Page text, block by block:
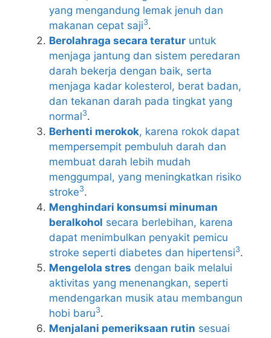
yang mengandung lemak jenuh dan
makanan cepat saji3.
Berolahraga secara teratur untuk
menjaga jantung dan sistem peredaran
darah bekerja dengan baik, serta
menjaga kadar kolesterol, berat badan,
dan tekanan darah pada tingkat yang
normal3.
Berhenti merokok, karena rokok dapat
mempersempit pembuluh darah dan
membuat darah lebih mudah
menggumpal, yang meningkatkan risiko
stroke3.
Menghindari konsumsi minuman
beralkohol secara berlebihan, karena
dapat menimbulkan penyakit pemicu
stroke seperti diabetes dan hipertensi3.
Mengelola stres dengan baik melalui
aktivitas yang menenangkan, seperti
mendengarkan musik atau membangun
hobi baru3.
Menjalani pemeriksaan rutin sesuai